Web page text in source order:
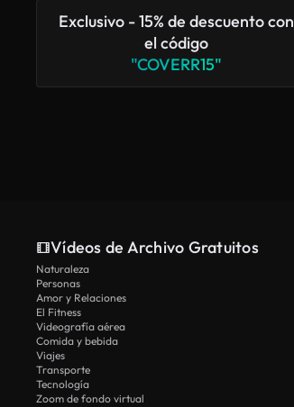
Exclusivo - 15% de descuento con
el código
"COVERR15"
Vídeos de Archivo Gratuitos
Naturaleza
Personas
Amor y Relaciones
El Fitness
Videografía aérea
Comida y bebida
Viajes
Transporte
Tecnología
Zoom de fondo virtual